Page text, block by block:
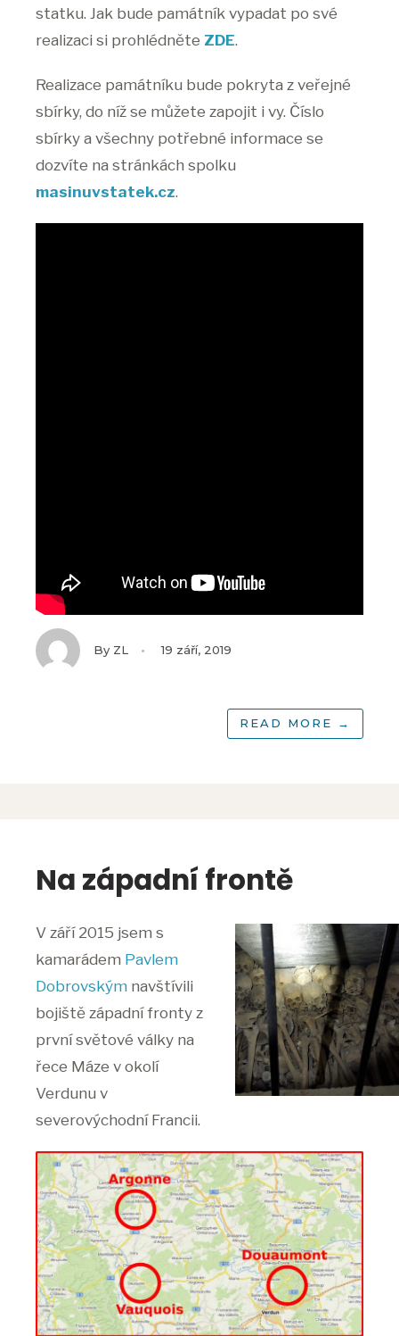
statku. Jak bude památník vypadat po své
realizaci si prohlédněte ZDE.
Realizace památníku bude pokryta z veřejné
sbírky, do níž se můžete zapojit i vy. Číslo
sbírky a všechny potřebné informace se
dozvíte na stránkách spolku
masinuvstatek.cz.
By ZL • 19 září, 2019
READ MORE →
Na západní frontě
V září 2015 jsem s
kamarádem Pavlem
Dobrovským navštívili
bojiště západní fronty z
první světové války na
řece Máze v okolí
Verdunu v
severovýchodní Francii.